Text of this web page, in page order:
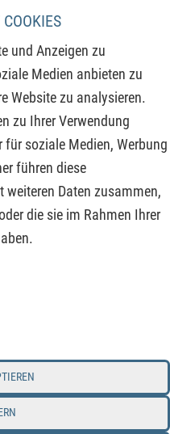
und Anzeigen zu
Medien anbieten zu
Website zu analysieren.
zu Ihrer Verwendung
für soziale Medien, Werbung
führen diese
Daten zusammen,
die sie im Rahmen Ihrer
vom margenstarken
Gleichzeitig
nach einer harten
um das Vertrauen
Sie in unserem
warten und wo
droht.
Publikation für